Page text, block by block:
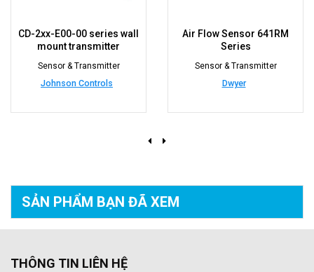
CD-2xx-E00-00 series wall
mount transmitter
Sensor & Transmitter
Johnson Controls
Air Flow Sensor 641RM
Series
Sensor & Transmitter
Dwyer
SẢN PHẨM BẠN ĐÃ XEM
THÔNG TIN LIÊN HỆ